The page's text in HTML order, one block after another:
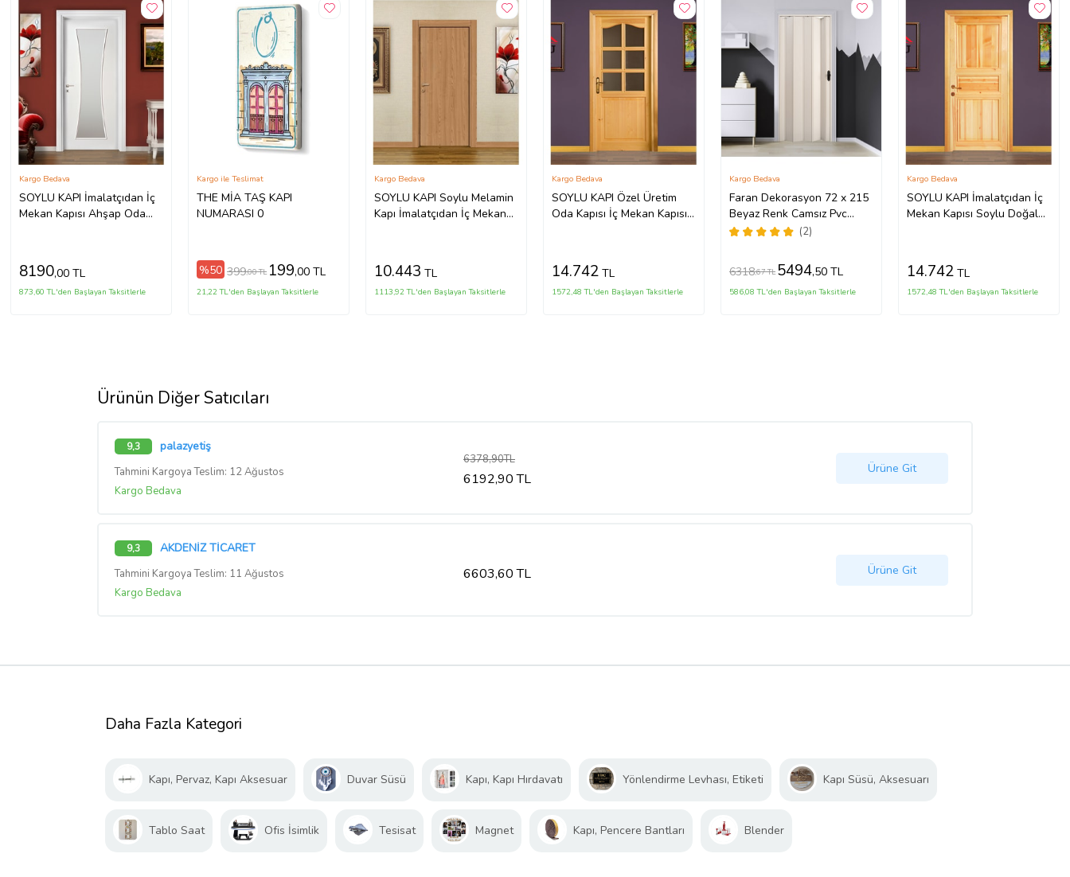
SOYLU KAPI İmalatçıdan İç
Mekan Kapısı Ahşap Oda
Kargo Bedava
8190,00 TL
873,60 TL'den Başlayan Taksitlerle
THE MİA TAŞ KAPI
NUMARASI 0
Kargo ile Teslimat
%50 399,00 TL 199,00 TL
21,22 TL'den Başlayan Taksitlerle
SOYLU KAPI Soylu Melamin
Kapı İmalatçıdan İç Mekan
Kargo Bedava
10.443 TL
1113,92 TL'den Başlayan Taksitlerle
SOYLU KAPI Özel Üretim
Oda Kapısı İç Mekan Kapısı
Kargo Bedava
14.742 TL
1572,48 TL'den Başlayan Taksitlerle
Faran Dekorasyon 72 x 215
Beyaz Renk Camsız Pvc
Akordiyon Katlanır Kapı -
(2)
Kargo Bedava
6318,67 TL 5494,50 TL
586,08 TL'den Başlayan Taksitlerle
SOYLU KAPI İmalatçıdan İç
Mekan Kapısı Soylu Doğal
Kargo Bedava
14.742 TL
1572,48 TL'den Başlayan Taksitlerle
Ürünün Diğer Satıcıları
9,3 palazyetiş
Tahmini Kargoya Teslim: 12 Ağustos
Kargo Bedava
6378,90TL
6192,90 TL
Ürüne Git
9,3 AKDENİZ TİCARET
Tahmini Kargoya Teslim: 11 Ağustos
Kargo Bedava
6603,60 TL Ürüne Git
Daha Fazla Kategori
Kapı, Pervaz, Kapı Aksesuar Duvar Süsü Kapı, Kapı Hırdavatı Yönlendirme Levhası, Etiketi Kapı Süsü, Aksesuarı
Tablo Saat Ofis İsimlik Tesisat Magnet Kapı, Pencere Bantları Blender